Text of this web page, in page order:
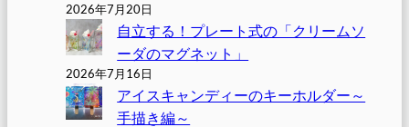
2026年7月20日
自立する！プレート式の「クリームソ
ーダのマグネット」
2026年7月16日
アイスキャンディーのキーホルダー～
手描き編～